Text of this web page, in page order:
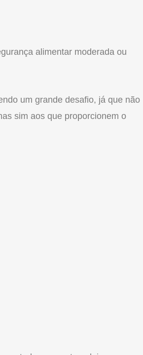
alimentar moderada ou
um grande desafio, já que não
sim aos que proporcionem o